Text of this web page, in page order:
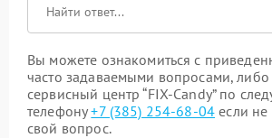
Вы можете ознакомиться с
часто задаваемыми вопросами, либо
сервисный центр “FIX-Candy” по
телефону+7 (385) 254-68-04 если не
свой вопрос.